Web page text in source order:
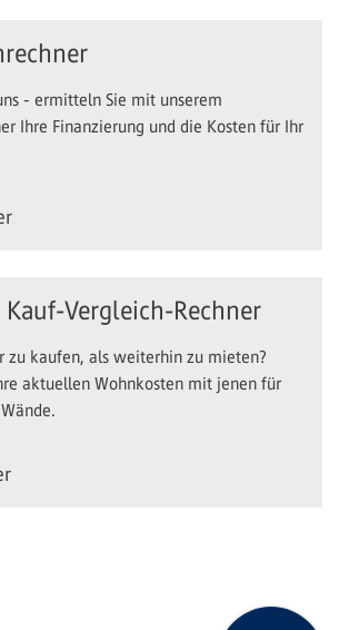
- ermitteln Sie mit unserem
Ihre Finanzierung und die Kosten für Ihr
Vergleich-Rechner
zu kaufen, als weiterhin zu mieten?
aktuellen Wohnkosten mit jenen für